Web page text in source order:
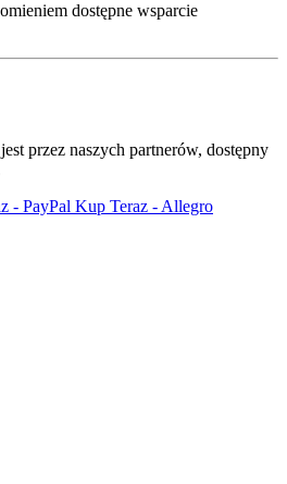
dostępne wsparcie
przez naszych partnerów, dostępny
- PayPal Kup Teraz - Allegro